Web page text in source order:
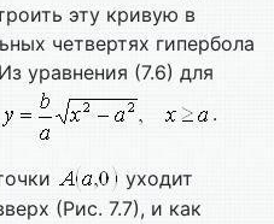
эту кривую в
четвертях гипербола
уравнения (7.6) для
.
уходит
(Рис. 7.7), и как